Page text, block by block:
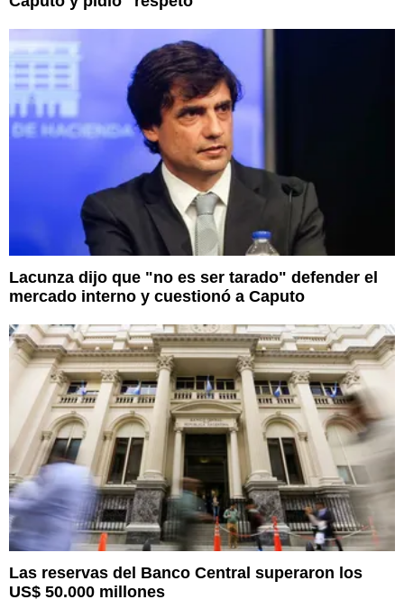
Lacunza dijo que "no es ser tarado" defender el
mercado interno y cuestionó a Caputo
Las reservas del Banco Central superaron los
US$ 50.000 millones